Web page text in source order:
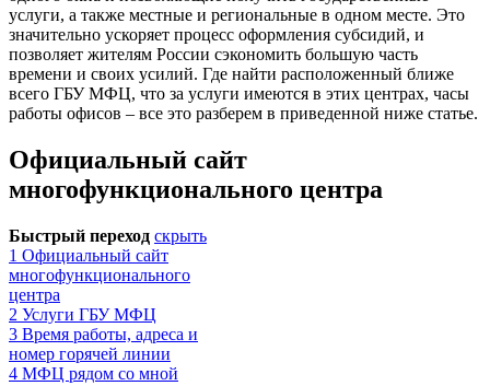
услуги, а также местные и региональные в одном месте. Это
значительно ускоряет процесс оформления субсидий, и
позволяет жителям России сэкономить большую часть
времени и своих усилий. Где найти расположенный ближе
всего ГБУ МФЦ, что за услуги имеются в этих центрах, часы
работы офисов – все это разберем в приведенной ниже статье.
Официальный сайт
многофункционального центра
Быстрый переход скрыть
1 Официальный сайт
многофункционального
центра
2 Услуги ГБУ МФЦ
3 Время работы, адреса и
номер горячей линии
4 МФЦ рядом со мной